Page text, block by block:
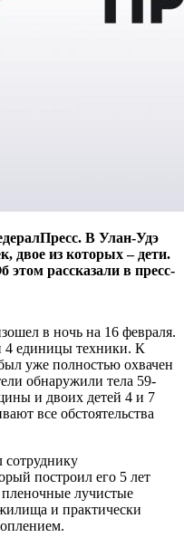
В Улан-Удэ
двое из которых – дети.
этом рассказали в пресс-
в ночь на 16 февраля.
4 единицы техники. К
уже полностью охвачен
обнаружили тела 59-
и двоих детей 4 и 7
все обстоятельства
построил его 5 лет
лучистые
и практически